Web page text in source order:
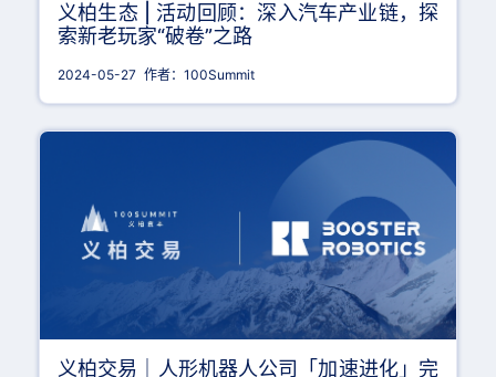
义柏生态 | 活动回顾：深入汽车产业链，探
索新老玩家“破卷”之路
2024-05-27 作者：100Summit
义柏交易｜人形机器人公司「加速进化」完